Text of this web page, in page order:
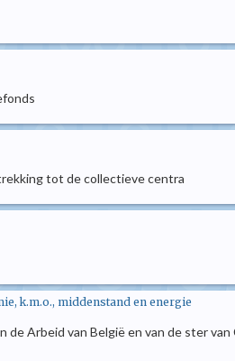
tot de collectieve centra
k.m.o., middenstand en energie
Arbeid van België en van de ster van